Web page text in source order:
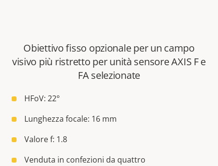
Obiettivo fisso opzionale per un campo
visivo più ristretto per unità sensore AXIS F e
FA selezionate
HFoV: 22°
Lunghezza focale: 16 mm
Valore f: 1.8
Venduta in confezioni da quattro